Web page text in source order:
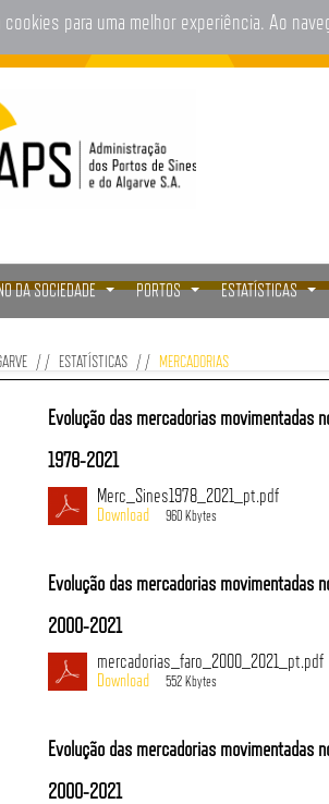
para uma melhor experiência. Ao
DA SOCIEDADE PORTOS ESTATÍSTICAS
ESTATÍSTICAS MERCADORIAS
Evolução das mercadorias movimentadas
1978-2021
Merc_Sines1978_2021_pt.pdf
960 Kbytes
Evolução das mercadorias movimentadas
2000-2021
mercadorias_faro_2000_2021_pt.pdf
552 Kbytes
Evolução das mercadorias movimentadas
2000-2021